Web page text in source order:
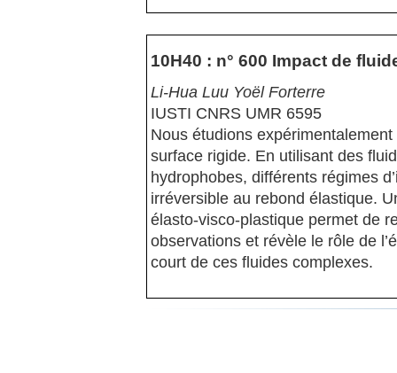
10H40 : n° 600 Impact de
Li-Hua Luu Yoël Forterre
IUSTI CNRS UMR 6595
Nous étudions
surface rigide. En utilisant des
hydrophobes, différents régimes
irréversible au rebond élastique.
élasto-visco-plastique permet de
observations et révèle le rôle de
court de ces fluides complexes.